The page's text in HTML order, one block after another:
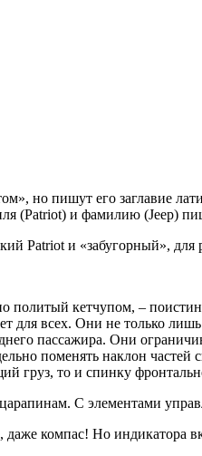
но пишут его заглавие
(Patriot) и фамилию (Jeep)
Patriot и «забугорный», для
политый кетчупом, –
для всех. Они не только
пассажира. Они
поменять наклон
груз, то и спинку
С элементами
даже компас! Но индикатора